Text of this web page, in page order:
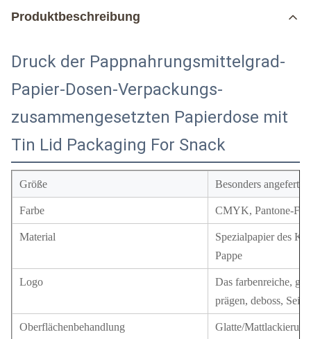
Produktbeschreibung
Druck der Pappnahrungsmittelgrad-
Papier-Dosen-Verpackungs-
zusammengesetzten Papierdose mit
Tin Lid Packaging For Snack
Größe Besonders angefertigt
Farbe CMYK, Pantone-
Material
Spezialpapier des
Pappe
Logo
Das farbenreiche,
prägen, deboss,
Oberflächenbehandlung
Glatte/